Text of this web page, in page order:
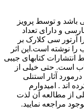
باشد و توسط پرویز
و دارای تعداد
سی کلارک بر
را نوشته است.این اثر
کتابهای جیبی
است. حتی خیلی از
آثار استنلی
اند . امیدوارم
از مطالعه آن لذت
مراجعه نمایید.